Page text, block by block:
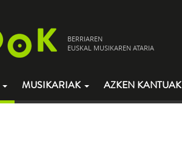
BERRIAREN
EUSKAL MUSIKAREN ATARIA
MUSIKARIAK AZKEN KANTUAK